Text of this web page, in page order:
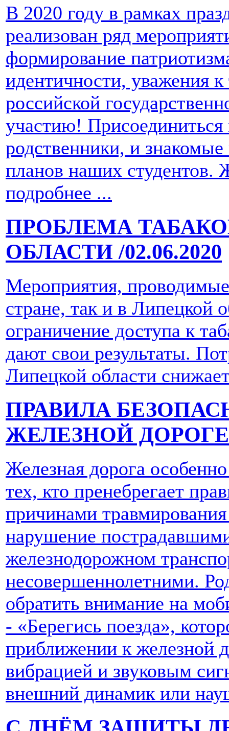
В 2020 году в рамках
реализован ряд
формирование
идентичности, уважения
российской
участию!
родственники, и
планов наших
подробнее ...
ПРОБЛЕМА
ОБЛАСТИ /02.06.2020
Мероприятия,
стране, так и в Липецкой
ограничение доступа к
дают свои результаты.
Липецкой области
ПРАВИЛА
ЖЕЛЕЗНОЙ
Железная дорога
тех, кто пренебрегает
причинами
нарушение
железнодорожном
несовершеннолетними.
обратить внимание на
- «Берегись поезда»,
приближении к железной
вибрацией и звуковым
внешний динамик или